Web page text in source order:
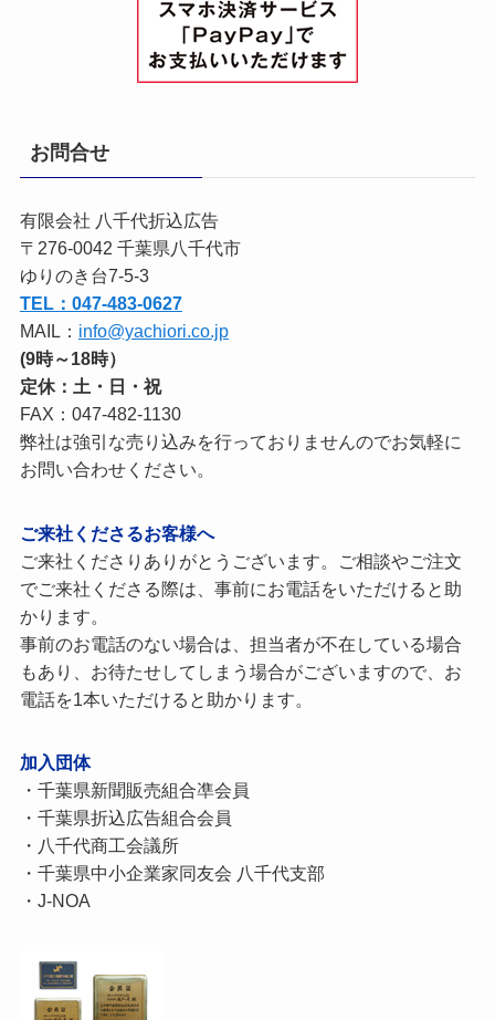
お問合せ
有限会社 八千代折込広告
〒276-0042 千葉県八千代市
ゆりのき台7-5-3
TEL：047-483-0627
MAIL： info@yachiori.co.jp
(9時～18時）
定休：土・日・祝
FAX：047-482-1130
弊社は強引な売り込みを行っておりませんのでお気軽に
お問い合わせください。
ご来社くださるお客様へ
ご来社くださりありがとうございます。ご相談やご注文
でご来社くださる際は、事前にお電話をいただけると助
かります。
事前のお電話のない場合は、担当者が不在している場合
もあり、お待たせしてしまう場合がございますので、お
電話を1本いただけると助かります。
加入団体
・千葉県新聞販売組合凖会員
・千葉県折込広告組合会員
・八千代商工会議所
・千葉県中小企業家同友会 八千代支部
・J-NOA